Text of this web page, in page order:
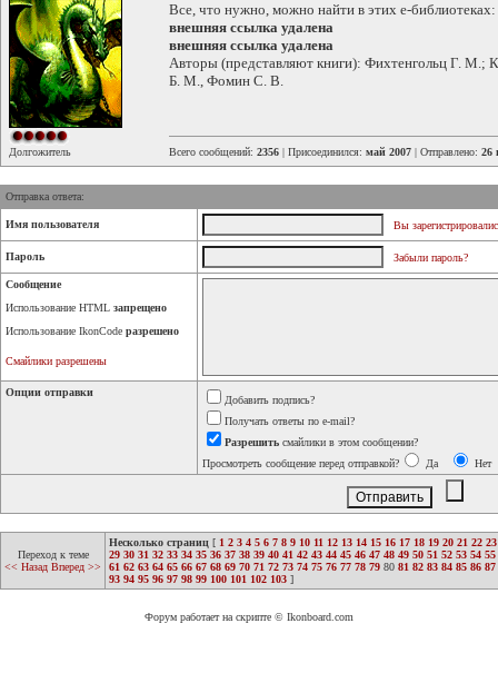
Долгожитель
Все, что нужно, можно найти в этих e-библиотеках:
внешняя ссылка удалена
внешняя ссылка удалена
Авторы (представляют книги): Фихтенгольц Г. М.;
Б. М., Фомин С. В.
Всего сообщений: 2356 | Присоединился: май 2007 | Отправлено: 26
Отправка ответа:
Имя пользователя Вы
Пароль Забыли пароль?
Сообщение
Использование HTML запрещено
Использование IkonCode разрешено
Смайлики разрешены
Опции отправки
Добавить подпись?
Получать ответы по e-mail?
Разрешить смайлики в этом сообщении?
Просмотреть сообщение перед отправкой?
Да Нет
Переход к теме
<< Назад Вперед >>
Несколько страниц [ 1 2 3 4 5 6 7 8 9 10 11 12 13 14 15 16 17 18 19 20 21 22 23
29 30 31 32 33 34 35 36 37 38 39 40 41 42 43 44 45 46 47 48 49 50 51 52 53 54 55
61 62 63 64 65 66 67 68 69 70 71 72 73 74 75 76 77 78 79 80 81 82 83 84 85 86 87
93 94 95 96 97 98 99 100 101 102 103 ]
Форум работает на скрипте © Ikonboard.com